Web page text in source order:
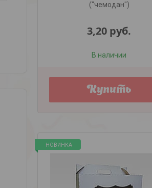
("чемодан")
3,20 руб.
В наличии
Купить
НОВИНКА